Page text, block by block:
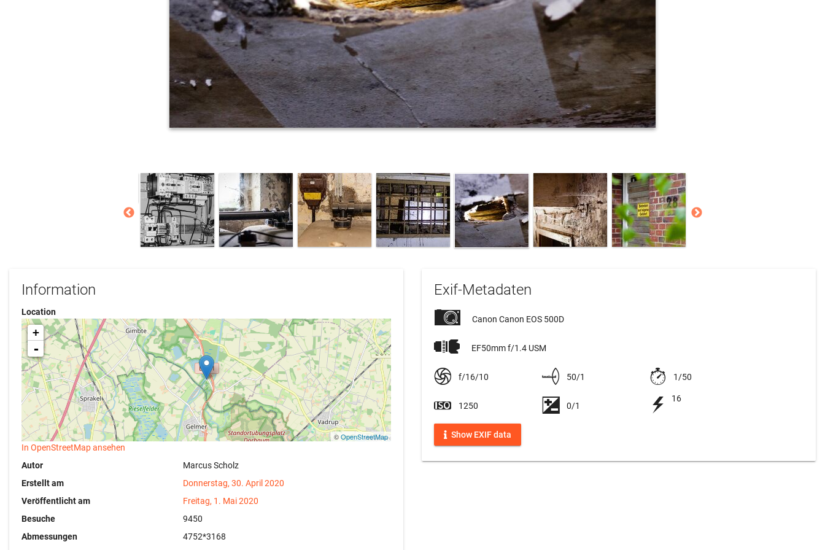
Information
Location
+
-
©OpenStreetMap
In OpenStreetMap ansehen
Autor
Marcus Scholz
Erstellt am
Donnerstag, 30. April 2020
Veröffentlicht am
Freitag, 1. Mai 2020
Besuche
9450
Abmessungen
4752*3168
Exif-Metadaten
Canon Canon EOS 500D
EF50mm f/1.4 USM
f/16/10 50/1 1/50
1250 0/1
16
Show EXIF data